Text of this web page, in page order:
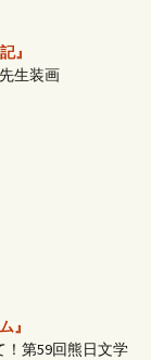
』
生装画
』
第59回熊日文学